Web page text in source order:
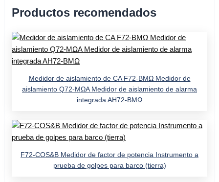
Productos recomendados
Medidor de aislamiento de CA F72-BMΩ Medidor de
aislamiento Q72-MΩA Medidor de aislamiento de alarma
integrada AH72-BMΩ
F72-COS&B Medidor de factor de potencia Instrumento a
prueba de golpes para barco (tierra)